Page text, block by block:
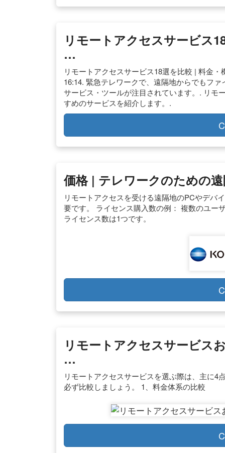
リモートアクセスサービス
…
リモートアクセスサービス18選を比較 | 料金
16:14. 緊急テレワークで、遠隔地からでもフ
サービス・ツールが注目されています。. リモ
すめのサービスを紹介します。.
価格 | テレワークのための
リモートアクセスを受ける遠隔地のPCやデバ
要です。 ライセンス購入数の例： 複数のユー
ライセンス数は1つです。
リモートアクセスサービス
…
リモートアクセスサービスを選ぶ際は、主に4
必ず比較しましょう。 1、料金体系の比較